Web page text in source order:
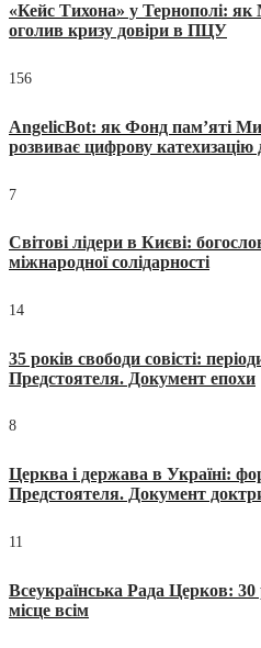
«Кейс Тихона» у Тернополі:
оголив кризу довіри в ПЦУ
156
AngelicBot: як Фонд пам’яті
розвиває цифрову катехизацію
7
Світові лідери в Києві:
міжнародної солідарності
14
35 років свободи совісті:
Предстоятеля. Документ епохи
8
Церква і держава в Україні:
Предстоятеля. Документ
11
Всеукраїнська Рада Церков: 30
місце всім